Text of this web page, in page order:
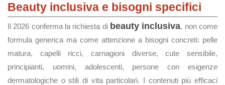
Beauty inclusiva e bisogni specifici
Il 2026 conferma la richiesta di beauty inclusiva, non come
formula generica ma come attenzione a bisogni concreti: pelle
matura, capelli ricci, carnagioni diverse, cute sensibile,
principianti, uomini, adolescenti, persone con esigenze
dermatologiche o stili di vita particolari. I contenuti più efficaci